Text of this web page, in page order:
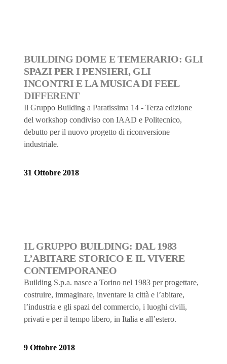
BUILDING DOME E TEMERARIO: GLI
SPAZI PER I PENSIERI, GLI
INCONTRI E LA MUSICA DI FEEL
DIFFERENT
Il Gruppo Building a Paratissima 14 - Terza edizione
del workshop condiviso con IAAD e Politecnico,
debutto per il nuovo progetto di riconversione
industriale.
31 Ottobre 2018
IL GRUPPO BUILDING: DAL 1983
L’ABITARE STORICO E IL VIVERE
CONTEMPORANEO
Building S.p.a. nasce a Torino nel 1983 per progettare,
costruire, immaginare, inventare la città e l’abitare,
l’industria e gli spazi del commercio, i luoghi civili,
privati e per il tempo libero, in Italia e all’estero.
9 Ottobre 2018